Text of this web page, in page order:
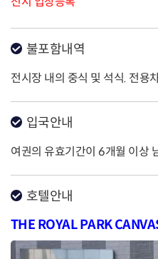
불포함내역
전시장 내의 중식 및 석식. 전용
입국안내
여권의 유효기간이 6개월 이상
호텔안내
THE ROYAL PARK